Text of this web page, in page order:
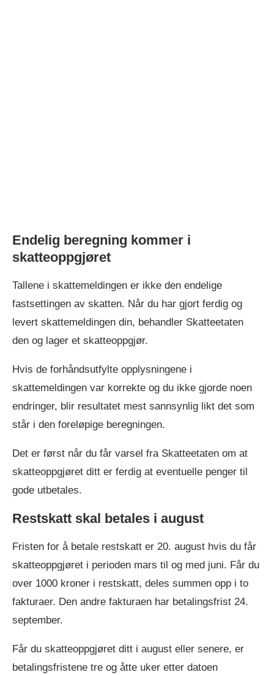
Endelig beregning kommer i
skatteoppgjøret
Tallene i skattemeldingen er ikke den endelige
fastsettingen av skatten. Når du har gjort ferdig og
levert skattemeldingen din, behandler Skatteetaten
den og lager et skatteoppgjør.
Hvis de forhåndsutfylte opplysningene i
skattemeldingen var korrekte og du ikke gjorde noen
endringer, blir resultatet mest sannsynlig likt det som
står i den foreløpige beregningen.
Det er først når du får varsel fra Skatteetaten om at
skatteoppgjøret ditt er ferdig at eventuelle penger til
gode utbetales.
Restskatt skal betales i august
Fristen for å betale restskatt er 20. august hvis du får
skatteoppgjøret i perioden mars til og med juni. Får du
over 1000 kroner i restskatt, deles summen opp i to
fakturaer. Den andre fakturaen har betalingsfrist 24.
september.
Får du skatteoppgjøret ditt i august eller senere, er
betalingsfristene tre og åtte uker etter datoen